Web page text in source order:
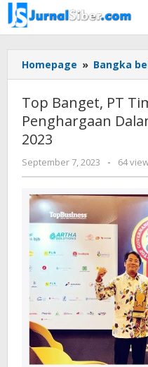
Skip
to
content
Homepage » Bangka
Top Banget, PT
Penghargaan
2023
September 7, 2023
by
- 64